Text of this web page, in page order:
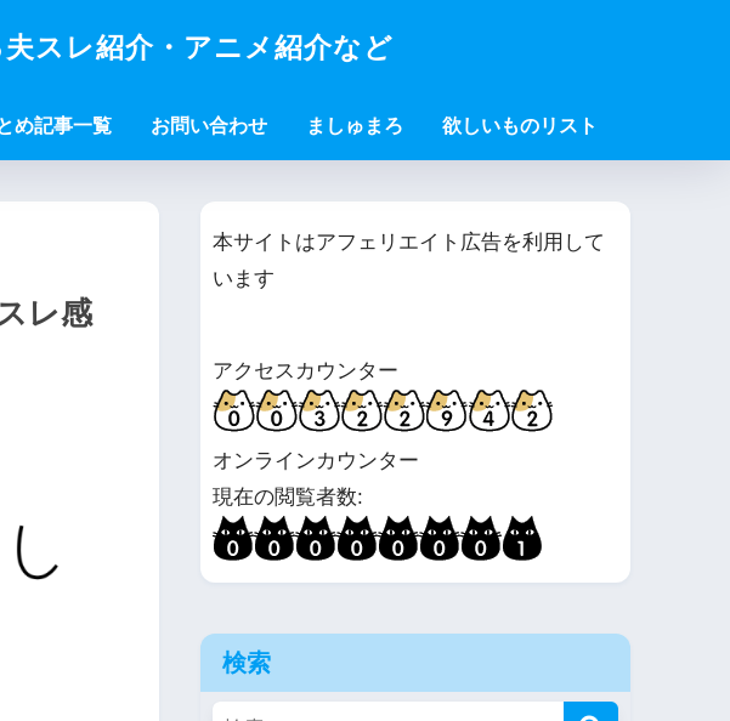
スレ紹介・アニメ紹介など
め記事一覧 お問い合わせ ましゅまろ 欲しいものリスト
レ感
本サイトはアフェリエイト広告を利用して
います
アクセスカウンター
オンラインカウンター
現在の閲覧者数:
検索